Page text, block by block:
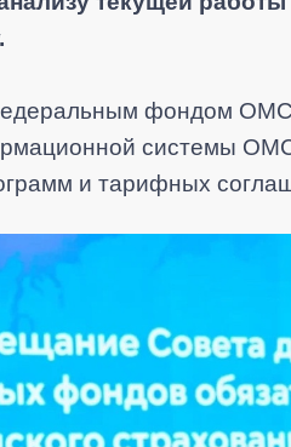
фондом
системы
и тарифных